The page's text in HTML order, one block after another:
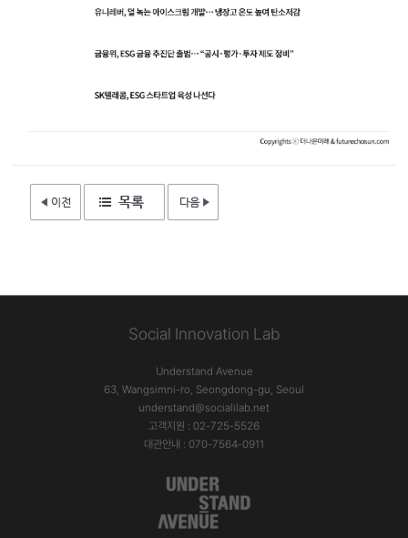
Social Innovation Lab
Understand Avenue
63, Wangsimni-ro, Seongdong-gu, Seoul
understand@socialilab.net
고객지원 : 02-725-5526
대관안내 : 070-7564-0911